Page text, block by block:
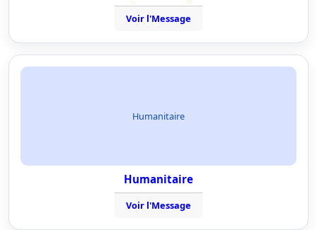
Voir l'Message
Humanitaire
Humanitaire
Voir l'Message